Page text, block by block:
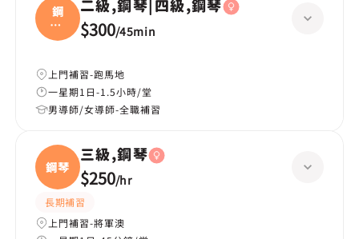
鋼
琴|
四級
二級,鋼琴|四級,鋼琴
$300/45min
上門補習-跑馬地
一星期1日-1.5小時/堂
男導師/女導師-全職補習
鋼琴
三級,鋼琴
$250/hr
長期補習
上門補習-將軍澳